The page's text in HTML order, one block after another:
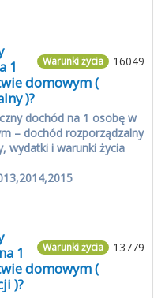
16049
Warunki życia
1
domowym (
)?
dochód na 1 osobę w
– dochód rozporządzalny
wydatki i warunki życia
13779
Warunki życia
1
domowym (
)?